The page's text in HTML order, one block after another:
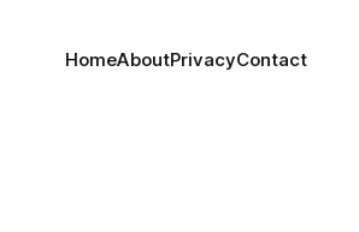
HomeAboutPrivacyContact